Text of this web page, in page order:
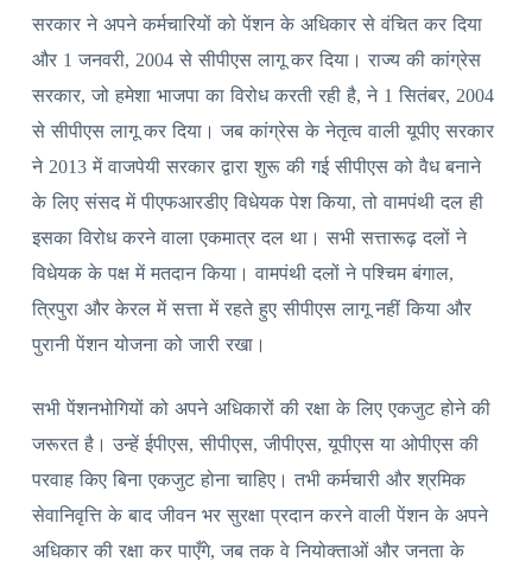
सरकार ने अपने कर्मचारियों को पेंशन के अधिकार से वंचित कर दिया
और 1 जनवरी, 2004 से सीपीएस लागू कर दिया। राज्य की कांग्रेस
सरकार, जो हमेशा भाजपा का विरोध करती रही है, ने 1 सितंबर, 2004
से सीपीएस लागू कर दिया। जब कांग्रेस के नेतृत्व वाली यूपीए सरकार
ने 2013 में वाजपेयी सरकार द्वारा शुरू की गई सीपीएस को वैध बनाने
के लिए संसद में पीएफआरडीए विधेयक पेश किया, तो वामपंथी दल ही
इसका विरोध करने वाला एकमात्र दल था। सभी सत्तारूढ़ दलों ने
विधेयक के पक्ष में मतदान किया। वामपंथी दलों ने पश्चिम बंगाल,
त्रिपुरा और केरल में सत्ता में रहते हुए सीपीएस लागू नहीं किया और
पुरानी पेंशन योजना को जारी रखा।
सभी पेंशनभोगियों को अपने अधिकारों की रक्षा के लिए एकजुट होने की
जरूरत है। उन्हें ईपीएस, सीपीएस, जीपीएस, यूपीएस या ओपीएस की
परवाह किए बिना एकजुट होना चाहिए। तभी कर्मचारी और श्रमिक
सेवानिवृत्ति के बाद जीवन भर सुरक्षा प्रदान करने वाली पेंशन के अपने
अधिकार की रक्षा कर पाएँगे, जब तक वे नियोक्ताओं और जनता के